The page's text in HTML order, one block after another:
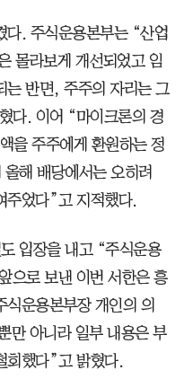
다. 주식운용본부는 “산업
몰라보게 개선되었고 임
는 반면, 주주의 자리는 그
다. 이어 “마이크론의 경
을 주주에게 환원하는 정
해 배당에서는 오히려
주었다”고 지적했다.
입장을 내고 “주식운용
으로 보낸 이번 서한은 흥
식운용본부장 개인의 의
만 아니라 일부 내용은 부
회했다”고 밝혔다.